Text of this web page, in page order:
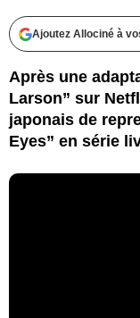
Ajoutez Allociné à
Après une
Larson” sur
japonais de
Eyes” en série